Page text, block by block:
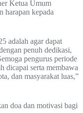
Ketua Umum
harapan kepada
adalah agar dapat
penuh dedikasi,
pengurus periode
dicapai serta membawa
dan masyarakat luas,”
doa dan motivasi bagi